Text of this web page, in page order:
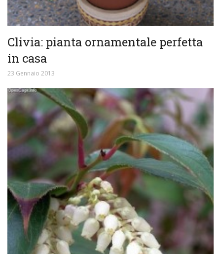
Clivia: pianta ornamentale perfetta
in casa
23 Gennaio 2013